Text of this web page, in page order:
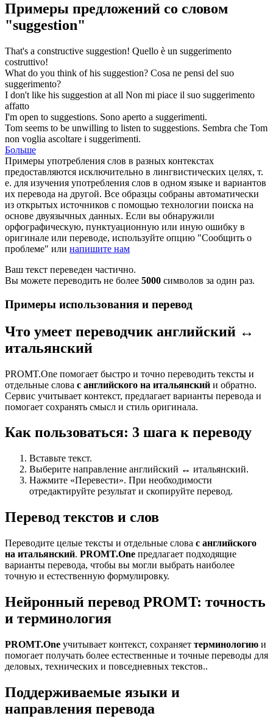
Примеры предложений со словом
"suggestion"
That's a constructive suggestion! Quello è un suggerimento
costruttivo!
What do you think of his suggestion? Cosa ne pensi del suo
suggerimento?
I don't like his suggestion at all Non mi piace il suo suggerimento
affatto
I'm open to suggestions. Sono aperto a suggerimenti.
Tom seems to be unwilling to listen to suggestions. Sembra che Tom
non voglia ascoltare i suggerimenti.
Больше
Примеры употребления слов в разных контекстах
предоставляются исключительно в лингвистических целях, т.
е. для изучения употребления слов в одном языке и вариантов
их перевода на другой. Все образцы собраны автоматически
из открытых источников с помощью технологии поиска на
основе двуязычных данных. Если вы обнаружили
орфографическую, пунктуационную или иную ошибку в
оригинале или переводе, используйте опцию "Сообщить о
проблеме" или напишите нам
Ваш текст переведен частично.
Вы можете переводить не более 5000 символов за один раз.
Примеры использования и перевод
Что умеет переводчик английский ↔
итальянский
PROMT.One помогает быстро и точно переводить тексты и
отдельные слова с английского на итальянский и обратно.
Сервис учитывает контекст, предлагает варианты перевода и
помогает сохранять смысл и стиль оригинала.
Как пользоваться: 3 шага к переводу
Вставьте текст.
Выберите направление английский ↔ итальянский.
Нажмите «Перевести». При необходимости
отредактируйте результат и скопируйте перевод.
Перевод текстов и слов
Переводите целые тексты и отдельные слова с английского
на итальянский. PROMT.One предлагает подходящие
варианты перевода, чтобы вы могли выбрать наиболее
точную и естественную формулировку.
Нейронный перевод PROMT: точность
и терминология
PROMT.One учитывает контекст, сохраняет терминологию и
помогает получать более естественные и точные переводы для
деловых, технических и повседневных текстов..
Поддерживаемые языки и
направления перевода